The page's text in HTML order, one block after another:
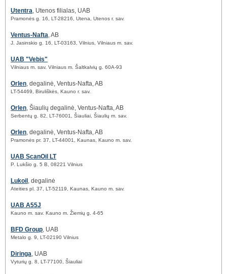
Utentra, Utenos filialas, UAB
Pramonės g. 16, LT-28216, Utena, Utenos r. sav.
Ventus-Nafta, AB
J. Jasinskio g. 16, LT-03163, Vilnius, Vilniaus m. sav.
UAB "Vebis"
Vilniaus m. sav. Vilniaus m. Šaltkalvių g. 60A-93
Orlen, degalinė, Ventus-Nafta, AB
LT-54469, Biruliškės, Kauno r. sav.
Orlen, Šiaulių degalinė, Ventus-Nafta, AB
Serbentų g. 82, LT-76001, Šiauliai, Šiaulių m. sav.
Orlen, degalinė, Ventus-Nafta, AB
Pramonės pr. 37, LT-44001, Kaunas, Kauno m. sav.
UAB ScanOil LT
P. Lukšio g. 5 B, 08221 Vilnius
Lukoil , degalinė
Ateities pl. 37, LT-52119, Kaunas, Kauno m. sav.
UAB A55J
Kauno m. sav. Kauno m. Žiemių g. 4-65
BFD Group, UAB
Metalo g. 9, LT-02190 Vilnius
Diringa, UAB
Vyturių g. 8, LT-77100, Šiauliai